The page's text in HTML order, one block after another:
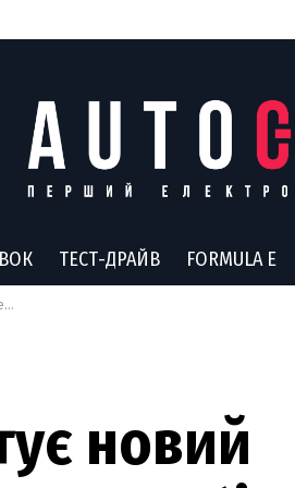
ТЕСТ-ДРАЙВ FORMULA E
новий